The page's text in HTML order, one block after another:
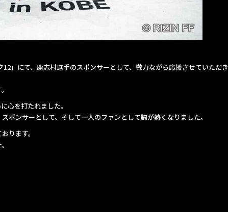
」にて、鹿志村選手のスポンサーとして、微力ながら応援させていただき
心を打たれました。
ポンサーとして、そして一人のファンとして胸が熱くなりました。
ります。